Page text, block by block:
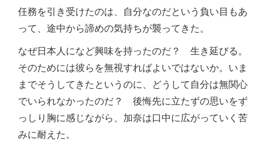
任務を引き受けたのは、自分なのだという負い目もあ
って、途中から諦めの気持ちが襲ってきた。
なぜ日本人になど興味を持ったのだ？ 生き延びる。
そのためには彼らを無視すればよいではないか。いま
までそうしてきたというのに、どうして自分は無関心
でいられなかったのだ？ 後悔先に立たずの思いをず
っしり胸に感じながら、加奈は口中に広がっていく苦
みに耐えた。